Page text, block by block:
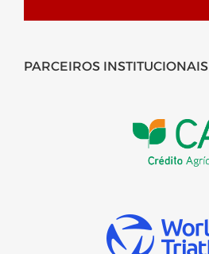
PARCEIROS INSTITUCIONAIS